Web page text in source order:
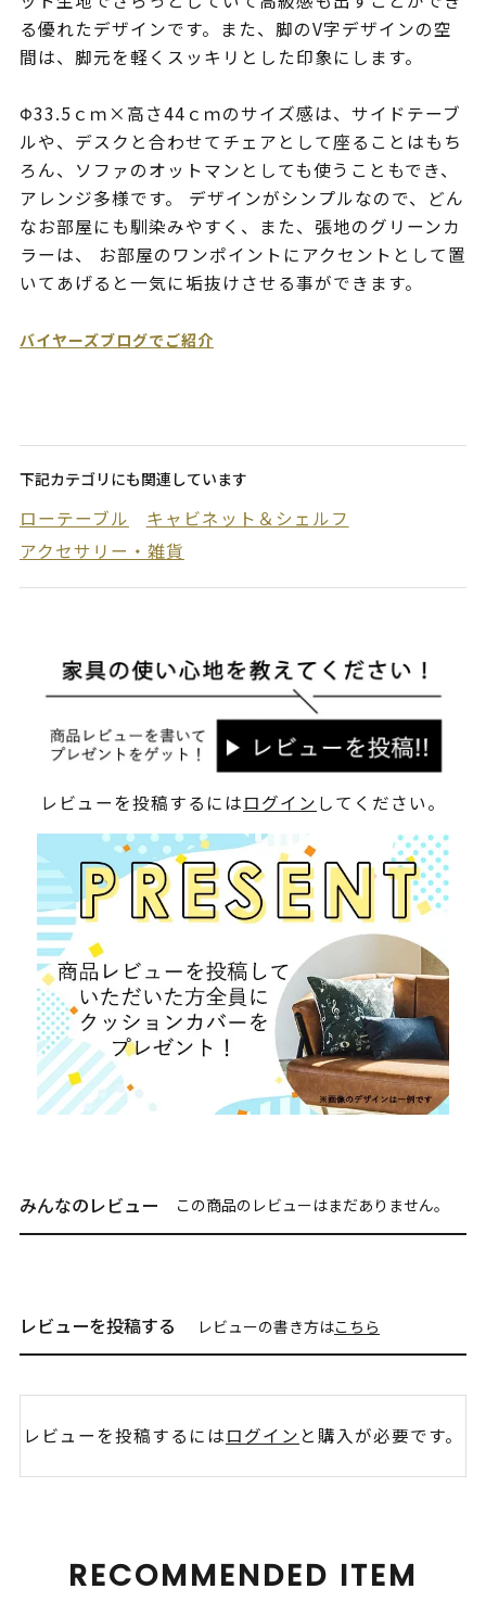
る優れたデザインです。また、脚のV字デザインの空
間は、脚元を軽くスッキリとした印象にします。
Φ33.5ｃｍ×高さ44ｃｍのサイズ感は、サイドテーブ
ルや、デスクと合わせてチェアとして座ることはもち
ろん、ソファのオットマンとしても使うこともでき、
アレンジ多様です。 デザインがシンプルなので、どん
なお部屋にも馴染みやすく、また、張地のグリーンカ
ラーは、 お部屋のワンポイントにアクセントとして置
いてあげると一気に垢抜けさせる事ができます。
バイヤーズブログでご紹介
下記カテゴリにも関連しています
ローテーブル
キャビネット＆シェルフ
アクセサリー・雑貨
レビューを投稿するにはログイン してください。
みんなのレビュー この商品のレビューはまだありません。
レビューを投稿する レビューの書き方はこちら
レビューを投稿するにはログイン と購入が必要です。
RECOMMENDED ITEM